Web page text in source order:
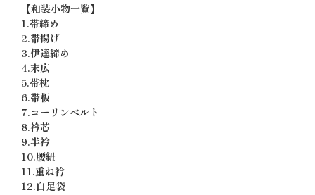
【和装小物一覧】
1.帯締め
2.帯揚げ
3.伊達締め
4.末広
5.帯枕
6.帯板
7.コーリンベルト
8.衿芯
9.半衿
10.腰紐
11.重ね衿
12.白足袋